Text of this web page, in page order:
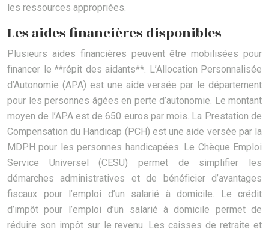
les ressources appropriées.
Les aides financières disponibles
Plusieurs aides financières peuvent être mobilisées pour
financer le **répit des aidants**. L’Allocation Personnalisée
d’Autonomie (APA) est une aide versée par le département
pour les personnes âgées en perte d’autonomie. Le montant
moyen de l’APA est de 650 euros par mois. La Prestation de
Compensation du Handicap (PCH) est une aide versée par la
MDPH pour les personnes handicapées. Le Chèque Emploi
Service Universel (CESU) permet de simplifier les
démarches administratives et de bénéficier d’avantages
fiscaux pour l’emploi d’un salarié à domicile. Le crédit
d’impôt pour l’emploi d’un salarié à domicile permet de
réduire son impôt sur le revenu. Les caisses de retraite et